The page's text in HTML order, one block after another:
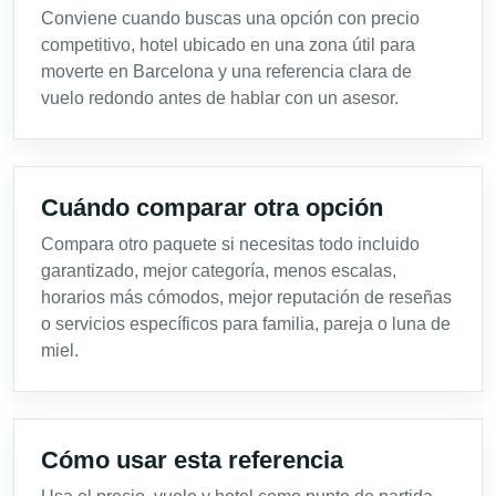
Conviene cuando buscas una opción con precio
competitivo, hotel ubicado en una zona útil para
moverte en Barcelona y una referencia clara de
vuelo redondo antes de hablar con un asesor.
Cuándo comparar otra opción
Compara otro paquete si necesitas todo incluido
garantizado, mejor categoría, menos escalas,
horarios más cómodos, mejor reputación de reseñas
o servicios específicos para familia, pareja o luna de
miel.
Cómo usar esta referencia